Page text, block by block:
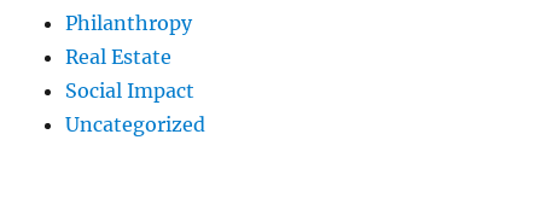
Philanthropy
Real Estate
Social Impact
Uncategorized